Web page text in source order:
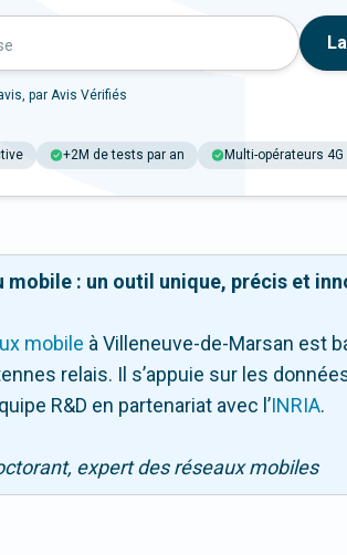
par Avis Vérifiés
+2M de tests par an Multi-opérateurs 4G
mobile : un outil unique, précis et
mobile à Villeneuve-de-Marsan est
relais. Il s’appuie sur les
R&D en partenariat avec l ’INRIA.
expert des réseaux mobiles